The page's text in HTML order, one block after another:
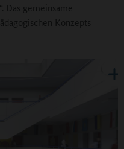
Das gemeinsame
Konzepts